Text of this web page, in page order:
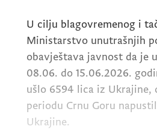
U cilju blagovremenog i
Ministarstvo unutrašnjih
obavještava javnost da je
08.06. do 15.06.2026.
ušlo 6594 lica iz Ukrajine,
periodu Crnu Goru
Ukrajine.